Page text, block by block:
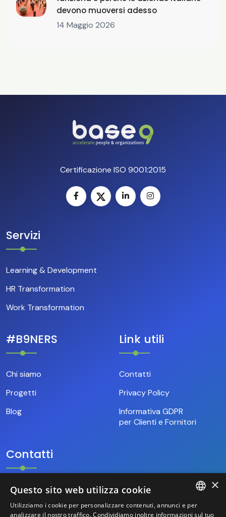
devono muoversi adesso
14 Maggio 2026
Certificazione ISO 9001:2015
Servizi
Learning & Development
HR Transformation
Work Transformation
#B9NERS
Chi siamo
Progetti
Blog
Link utili
Contatti
Privacy Policy
Informativa GDPR
per Clienti e Fornitori
Contatti
+39.346.69.18.009
ITALIAN
×
Questo sito web utilizza cookie
Utilizziamo i cookie per personalizzare contenuti, annunci e per
analizzare il nostro traffico. Condividiamo inoltre informazioni sul tuo